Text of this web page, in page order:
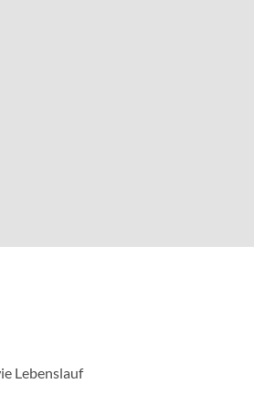
Lebenslauf